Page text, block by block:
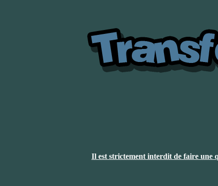
Il est strictement interdit de faire une